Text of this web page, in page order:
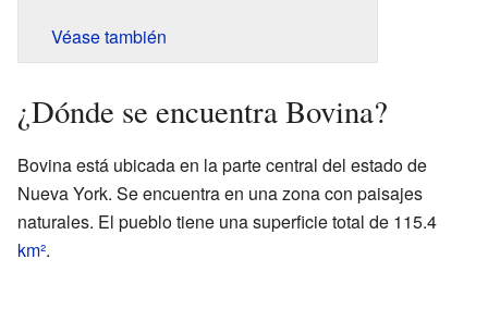
Véase también
¿Dónde se encuentra Bovina?
Bovina está ubicada en la parte central del estado de
Nueva York. Se encuentra en una zona con paisajes
naturales. El pueblo tiene una superficie total de 115.4
km².